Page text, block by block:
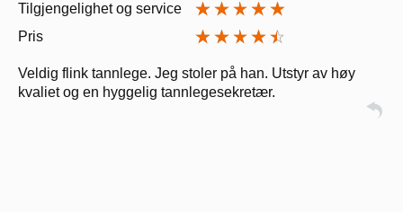
Tilgjengelighet og service
Pris
Veldig flink tannlege. Jeg stoler på han. Utstyr av høy
kvaliet og en hyggelig tannlegesekretær.